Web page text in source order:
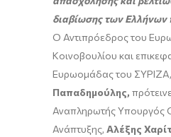
διαβίωσης των Ελλήνων
Ο Αντιπρόεδρος του
Κοινοβουλίου και
Ευρωομάδας του ΣΥΡΙΖΑ,
Παπαδημούλης,
Αναπληρωτής Υπουργός
Ανάπτυξης, Αλέξης